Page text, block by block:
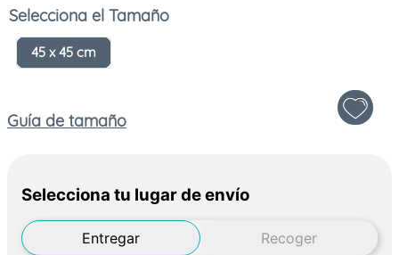
Tamaño
45 x 45 cm
Guía de tamaño
Selecciona tu lugar de envío
Entregar Recoger